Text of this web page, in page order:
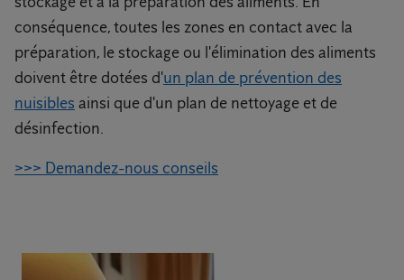
conséquence, toutes les zones en contact avec la
préparation, le stockage ou l'élimination des aliments
doivent être dotées d'un plan de prévention des
nuisibles ainsi que d'un plan de nettoyage et de
désinfection.
>>> Demandez-nous conseils